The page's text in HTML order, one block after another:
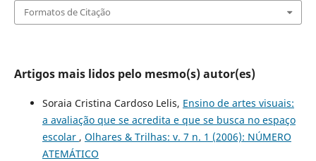
Formatos de Citação
Artigos mais lidos pelo mesmo(s) autor(es)
Soraia Cristina Cardoso Lelis, Ensino de artes visuais:
a avaliação que se acredita e que se busca no espaço
escolar , Olhares & Trilhas: v. 7 n. 1 (2006): NÚMERO
ATEMÁTICO